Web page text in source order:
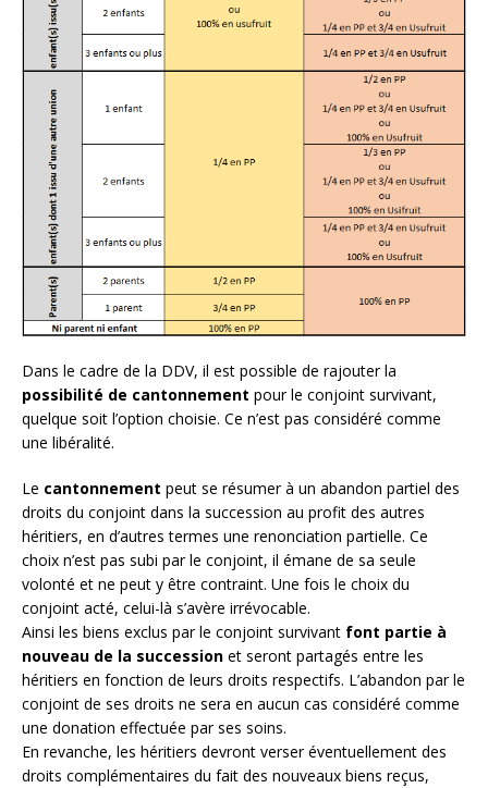
Dans le cadre de la DDV, il est possible de rajouter la
possibilité de cantonnement pour le conjoint survivant,
quelque soit l’option choisie. Ce n’est pas considéré comme
une libéralité.
Le cantonnement peut se résumer à un abandon partiel des
droits du conjoint dans la succession au profit des autres
héritiers, en d’autres termes une renonciation partielle. Ce
choix n’est pas subi par le conjoint, il émane de sa seule
volonté et ne peut y être contraint. Une fois le choix du
conjoint acté, celui-là s’avère irrévocable.
Ainsi les biens exclus par le conjoint survivant font partie à
nouveau de la succession et seront partagés entre les
héritiers en fonction de leurs droits respectifs. L’abandon par le
conjoint de ses droits ne sera en aucun cas considéré comme
une donation effectuée par ses soins.
En revanche, les héritiers devront verser éventuellement des
droits complémentaires du fait des nouveaux biens reçus,